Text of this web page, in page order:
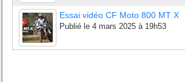
Essai vidéo CF Moto 800 MT X
Publié le 4 mars 2025 à 19h53